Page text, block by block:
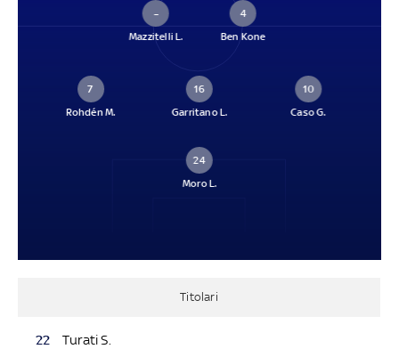
–
Mazzitelli L.
4
Ben Kone
7
Rohdén M.
16
Garritano L.
10
Caso G.
24
Moro L.
Titolari
22 Turati S.